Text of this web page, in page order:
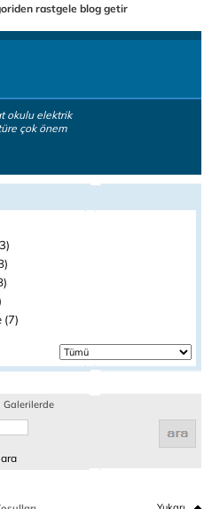
rastgele blog getir
okulu elektrik
çok önem
(7)
Galerilerde